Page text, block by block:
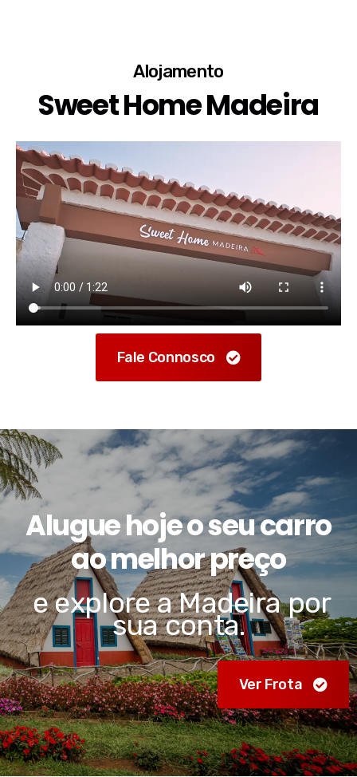
Alojamento
Sweet Home Madeira
Fale Connosco
Alugue hoje o seu carro
ao melhor preço
e explore a Madeira por
sua conta.
Ver Frota